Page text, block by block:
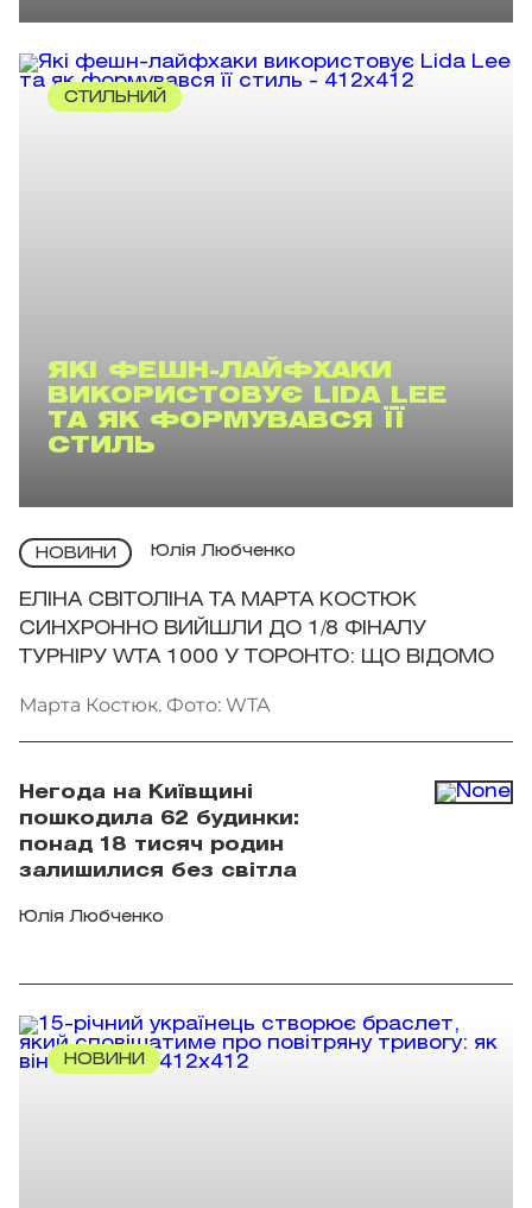
СТИЛЬНИЙ
ЯКІ ФЕШН-ЛАЙФХАКИ
ВИКОРИСТОВУЄ LIDA LEE
ТА ЯК ФОРМУВАВСЯ ЇЇ
СТИЛЬ
НОВИНИ Юлія Любченко
ЕЛІНА СВІТОЛІНА ТА МАРТА КОСТЮК
СИНХРОННО ВИЙШЛИ ДО 1/8 ФІНАЛУ
ТУРНІРУ WTA 1000 У ТОРОНТО: ЩО ВІДОМО
Марта Костюк. Фото: WTA
Негода на Київщині
пошкодила 62 будинки:
понад 18 тисяч родин
залишилися без світла
Юлія Любченко
НОВИНИ